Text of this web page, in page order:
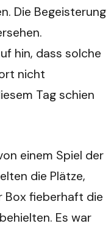
Die Begeisterung
hin, dass solche
nicht
Tag schien
einem Spiel der
die Plätze,
Box fieberhaft die
Es war